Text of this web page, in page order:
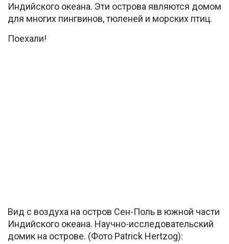
Индийского океана. Эти острова являются домом
для многих пингвинов, тюленей и морских птиц.
Поехали!
Вид с воздуха на остров Сен-Поль в южной части
Индийского океана. Научно-исследовательский
домик на острове. (Фото Patrick Hertzog):